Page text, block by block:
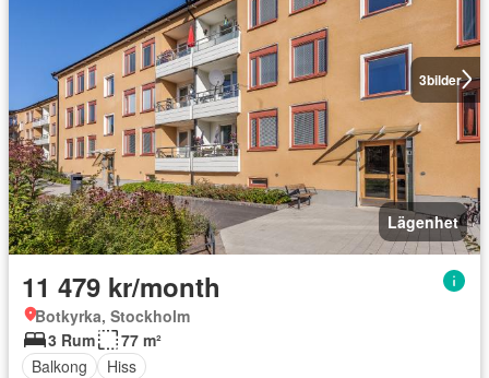
3bilder
Lägenhet
11 479 kr/month
Botkyrka, Stockholm
3 Rum
77 m²
Balkong
Hiss